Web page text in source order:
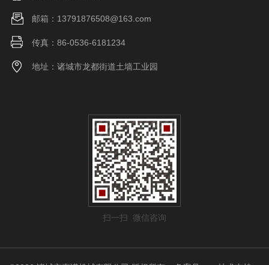
邮箱：13791876508@163.com
传真：86-0536-6181234
地址：诸城市龙都街道土墙工业园
扫一扫 微信咨询